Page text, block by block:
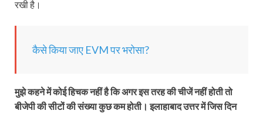
रखी है।
कैसे किया जाए EVM पर भरोसा?
मुझे कहने में कोई हिचक नहीं है कि अगर इस तरह की चीजें नहीं होती तो
बीजेपी की सीटों की संख्या कुछ कम होती। इलाहाबाद उत्तर में जिस दिन